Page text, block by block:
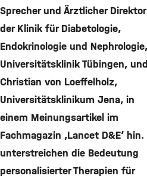
Sprecher und Ärztlicher Direktor
der Klinik für Diabetologie,
Endokrinologie und Nephrologie,
Universitätsklinik Tübingen, und
Christian von Loeffelholz,
Universitätsklinikum Jena, in
einem Meinungsartikel im
Fachmagazin ‚Lancet D&E‘ hin.
unterstreichen die Bedeutung
personalisierter Therapien für